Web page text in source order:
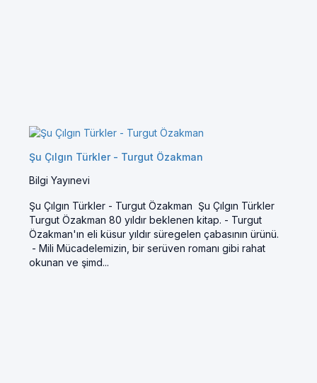
Şu Çılgın Türkler - Turgut Özakman
Bilgi Yayınevi
Şu Çılgın Türkler - Turgut Özakman Şu Çılgın Türkler
Turgut Özakman 80 yıldır beklenen kitap. - Turgut
Özakman'ın eli küsur yıldır süregelen çabasının ürünü.
- Mili Mücadelemizin, bir serüven romanı gibi rahat
okunan ve şimd...